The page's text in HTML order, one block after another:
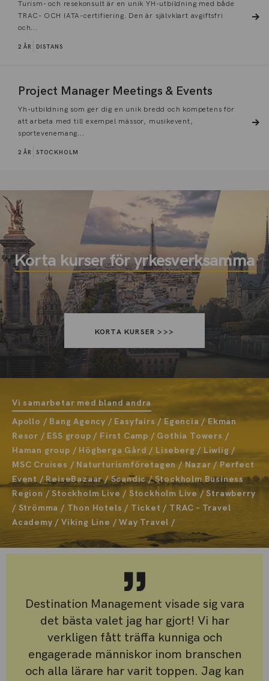
Turism- och resekonsult är en unik YH-utbildning med både
TRAC- OCH IATA-certifiering. Den är självklart avgiftsfri
och...
2 ÅR DISTANS
Project Manager Meetings & Events
Yh-utbildning som ger dig en unik bredd och kompetens för
att arbeta med till exempel mässor, musikevent,
sportevenemang...
2 ÅR STOCKHOLM
Korta kurser för yrkesverksamma
KORTA KURSER >>>
Vi samarbetar med bland andra
Apollo / Bang Agency / Easyfairs / Egencia / Ekman
Resor / ESS group / First Camp / Gothia Towers /
Haman group / Högberga Gård / Liseberg / Liwlig /
MSC Cruises / Naturturismföretagen / Nazar / Perfect
Event / ReiseBazaar / Scandic / Stockholm Business
Region / Stockholm Live / Stockholm Live / Strawberry
/ Strömma / Thon Hotels / Ticket / TRAC – Travel
Academy / Viking Line / Way Travel /
Destination Management visade sig vara
det bästa valet jag har gjort! Vi har
verkligen fått träffa kunniga och
engagerade människor inom branschen
och alla lärare har varit toppen. Jag kan